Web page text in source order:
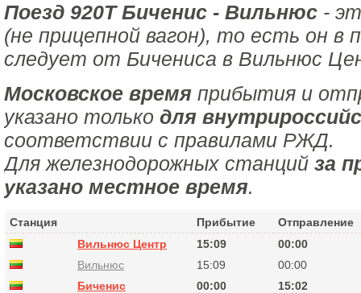
Поезд 920Т Биченис - Вильнюс -
(не прицепной вагон), то есть он в
следует от Бичениса в Вильнюс
Московское время прибытия и
указано только для
соответствии с правилами РЖД.
Для железнодорожных станций за
указано местное время.
Станция Прибытие
Отправление
Вильнюс Центр
15:09
00:00
Вильнюс
15:09
00:00
Биченис
00:00 15:02